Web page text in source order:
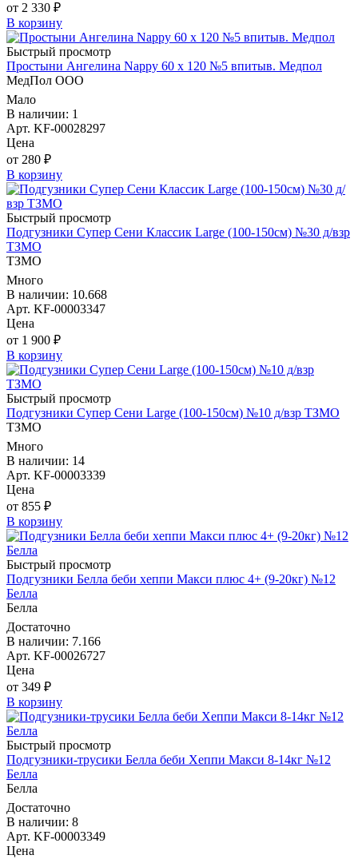
от 2 330 ₽
В корзину
Быстрый просмотр
Простыни Ангелина Nappy 60 х 120 №5 впитыв. Медпол
МедПол ООО
Мало
В наличии: 1
Арт. KF-00028297
Цена
от 280 ₽
В корзину
Быстрый просмотр
Подгузники Супер Сени Классик Large (100-150см) №30 д/взр
ТЗМО
ТЗМО
Много
В наличии: 10.668
Арт. KF-00003347
Цена
от 1 900 ₽
В корзину
Быстрый просмотр
Подгузники Супер Сени Large (100-150см) №10 д/взр ТЗМО
ТЗМО
Много
В наличии: 14
Арт. KF-00003339
Цена
от 855 ₽
В корзину
Быстрый просмотр
Подгузники Белла беби хеппи Макси плюс 4+ (9-20кг) №12
Белла
Белла
Достаточно
В наличии: 7.166
Арт. KF-00026727
Цена
от 349 ₽
В корзину
Быстрый просмотр
Подгузники-трусики Белла беби Хеппи Макси 8-14кг №12
Белла
Белла
Достаточно
В наличии: 8
Арт. KF-00003349
Цена